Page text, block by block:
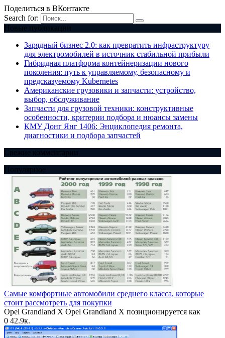
Поделиться в ВКонтакте
Search for:
Новые публикации
Зарядный бизнес 2.0: как превратить инфраструктуру
для электромобилей в источник стабильной прибыли
Гибридная платформа контейнеризации нового
поколения: путь к управляемому, безопасному и
предсказуемому Kubernetes
Американские грузовики и запчасти: устройство,
выбор, обслуживание
Запчасти для грузовой техники: конструктивные
особенности, критерии подбора и нюансы замены
КМУ Донг Янг 1406: Энциклопедия ремонта,
диагностики и подбора запчастей
Свежие комментарии
Популярное
Самые комфортные автомобили среднего класса, которые
стоит рассмотреть для покупки
Opel Grandland X Opel Grandland X позиционируется как
0 42.9к.